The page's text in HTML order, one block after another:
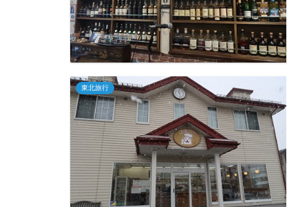
東北旅行